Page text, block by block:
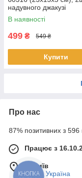
надувного джакузі
В наявності
499 ₴ 549 ₴
Купити
Про нас
87% позитивних з 596
Працює з
м. Київ
, Київ, Україна
КНОПКА